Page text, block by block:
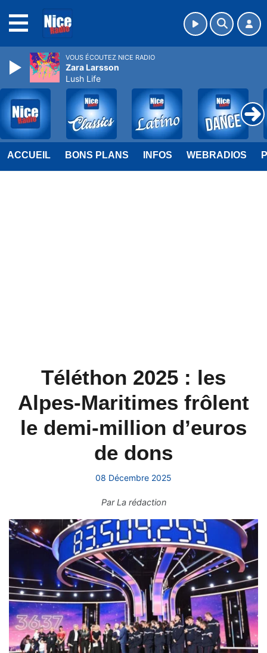
ACCUEIL BONS PLANS INFOS WEBRADIOS
Téléthon 2025 : les
Alpes-Maritimes frôlent
le demi-million d’euros
de dons
08 Décembre 2025
ParLa rédaction
VOUS ÉCOUTEZ NICE RADIO
Zara Larsson
Lush Life